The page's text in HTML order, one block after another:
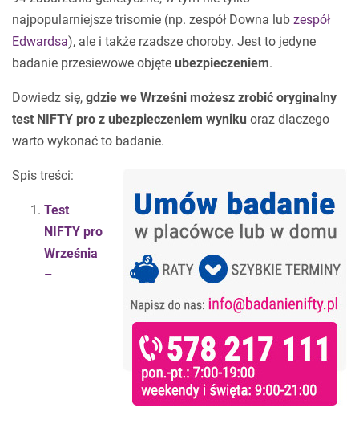
najpopularniejsze trisomie (np. zespół Downa lub zespół
Edwardsa), ale i także rzadsze choroby. Jest to jedyne
badanie przesiewowe objęte ubezpieczeniem.
Dowiedz się, gdzie we Wrześni możesz zrobić oryginalny
test NIFTY pro z ubezpieczeniem wyniku oraz dlaczego
warto wykonać to badanie.
Spis treści:
Test
NIFTY pro
Września
–